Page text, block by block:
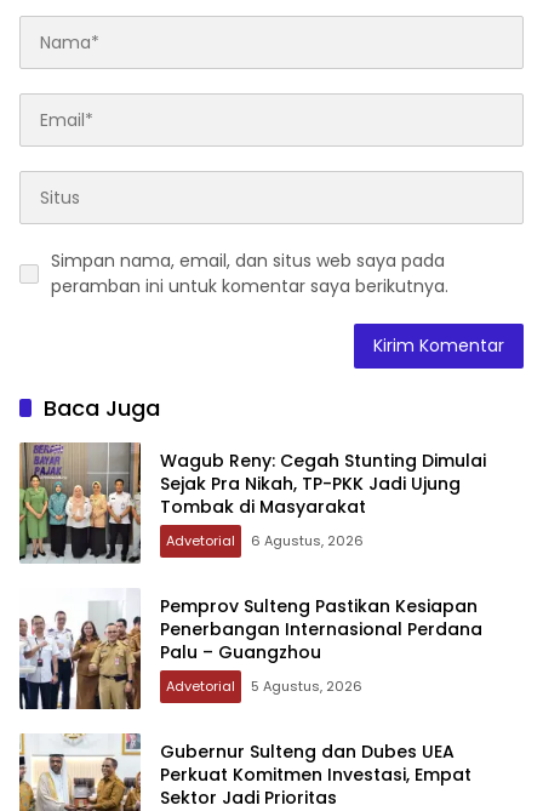
Simpan nama, email, dan situs web saya pada
peramban ini untuk komentar saya berikutnya.
Baca Juga
Wagub Reny: Cegah Stunting Dimulai
Sejak Pra Nikah, TP-PKK Jadi Ujung
Tombak di Masyarakat
Advetorial 6 Agustus, 2026
Pemprov Sulteng Pastikan Kesiapan
Penerbangan Internasional Perdana
Palu – Guangzhou
Advetorial 5 Agustus, 2026
Gubernur Sulteng dan Dubes UEA
Perkuat Komitmen Investasi, Empat
Sektor Jadi Prioritas